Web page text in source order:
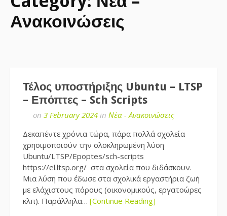
Ανακοινώσεις
Τέλος υποστήριξης Ubuntu – LTSP
– Επόπτες – Sch Scripts
on 3 February 2024 in Νέα - Ανακοινώσεις
Δεκαπέντε χρόνια τώρα, πάρα πολλά σχολεία
χρησιμοποιούν την ολοκληρωμένη λύση
Ubuntu/LTSP/Epoptes/sch-scripts
https://el.ltsp.org/ στα σχολεία που διδάσκουν.
Μια λύση που έδωσε στα σχολικά εργαστήρια ζωή
με ελάχιστους πόρους (οικονομικούς, εργατοώρες
κλπ). Παράλληλα… [Continue Reading]